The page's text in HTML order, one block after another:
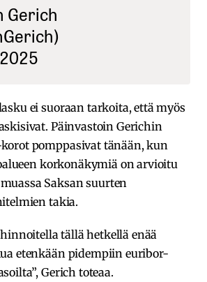
Gerich
ei suoraan tarkoita, että myös
Päinvastoin Gerichin
pomppasivat tänään, kun
korkonäkymiä on arvioitu
Saksan suurten
takia.
tällä hetkellä enää
etenkään pidempiin euribor-
Gerich toteaa.